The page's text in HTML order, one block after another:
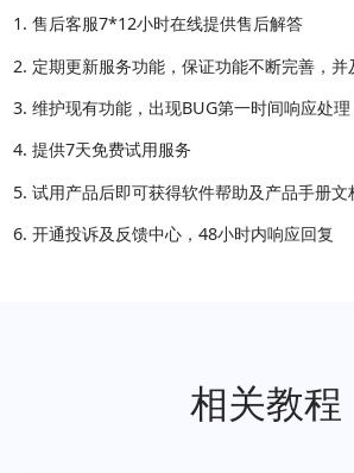
售后客服7*12小时在线提供售后解答
定期更新服务功能，保证功能不断完善，并
维护现有功能，出现BUG第一时间响应处
提供7天免费试用服务
试用产品后即可获得软件帮助及产品手册文
开通投诉及反馈中心，48小时内响应回复
相关教程